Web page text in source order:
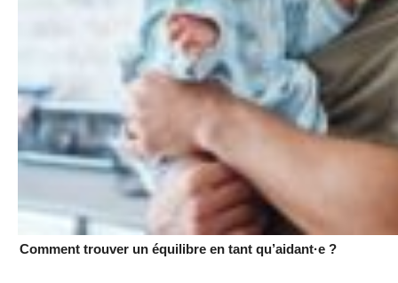
Comment trouver un équilibre en tant qu’aidant·e ?